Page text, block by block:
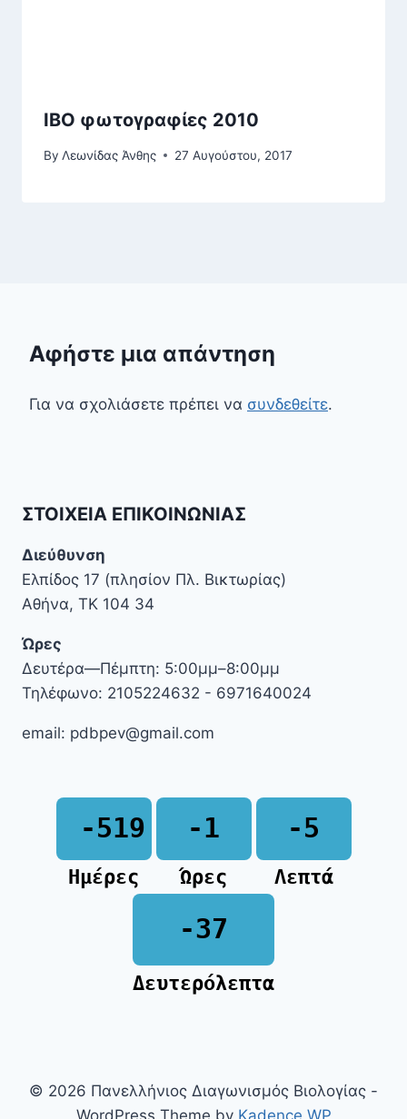
ΙΒΟ φωτογραφίες 2010
By Λεωνίδας Άνθης 27 Αυγούστου, 2017
Αφήστε μια απάντηση
Για να σχολιάσετε πρέπει να συνδεθείτε.
ΣΤΟΙΧΕΊΑ ΕΠΙΚΟΙΝΩΝΊΑΣ
Διεύθυνση
Ελπίδος 17 (πλησίον Πλ. Βικτωρίας)
Αθήνα, ΤΚ 104 34
Ώρες
Δευτέρα—Πέμπτη: 5:00μμ–8:00μμ
Τηλέφωνο: 2105224632 - 6971640024
email: pdbpev@gmail.com
-519
Ημέρες
-1
Ώρες
-5
Λεπτά
-37
Δευτερόλεπτα
© 2026 Πανελλήνιος Διαγωνισμός Βιολογίας -